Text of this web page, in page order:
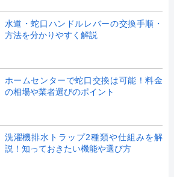
水道・蛇口ハンドルレバーの交換手順・
方法を分かりやすく解説
ホームセンターで蛇口交換は可能！料金
の相場や業者選びのポイント
洗濯機排水トラップ2種類や仕組みを解
説！知っておきたい機能や選び方